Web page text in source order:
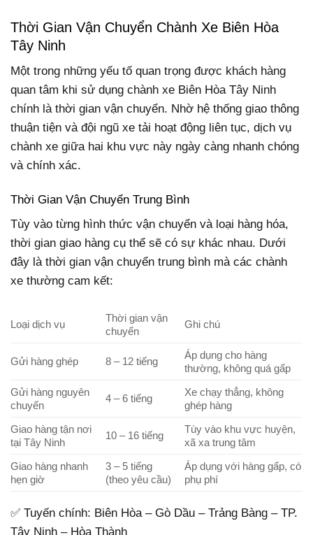
Thời Gian Vận Chuyển Chành Xe Biên Hòa
Tây Ninh
Một trong những yếu tố quan trọng được khách hàng
quan tâm khi sử dụng chành xe Biên Hòa Tây Ninh
chính là thời gian vận chuyển. Nhờ hệ thống giao thông
thuận tiện và đội ngũ xe tải hoạt động liên tục, dịch vụ
chành xe giữa hai khu vực này ngày càng nhanh chóng
và chính xác.
Thời Gian Vận Chuyển Trung Bình
Tùy vào từng hình thức vận chuyển và loại hàng hóa,
thời gian giao hàng cụ thể sẽ có sự khác nhau. Dưới
đây là thời gian vận chuyển trung bình mà các chành
xe thường cam kết:
Loại dịch vụ
Thời gian vận
chuyển
Ghi chú
Gửi hàng ghép 8 – 12 tiếng
Áp dụng cho hàng
thường, không quá gấp
Gửi hàng nguyên
chuyến
4 – 6 tiếng
Xe chạy thẳng, không
ghép hàng
Giao hàng tận nơi
tại Tây Ninh
10 – 16 tiếng
Tùy vào khu vực huyện,
xã xa trung tâm
Giao hàng nhanh
hẹn giờ
3 – 5 tiếng
(theo yêu cầu)
Áp dụng với hàng gấp, có
phụ phí
✅ Tuyến chính: Biên Hòa – Gò Dầu – Trảng Bàng – TP.
Tây Ninh – Hòa Thành